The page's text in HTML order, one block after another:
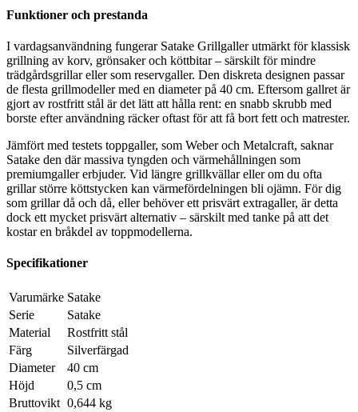
Funktioner och prestanda
I vardagsanvändning fungerar Satake Grillgaller utmärkt för klassisk
grillning av korv, grönsaker och köttbitar – särskilt för mindre
trädgårdsgrillar eller som reservgaller. Den diskreta designen passar
de flesta grillmodeller med en diameter på 40 cm. Eftersom gallret är
gjort av rostfritt stål är det lätt att hålla rent: en snabb skrubb med
borste efter användning räcker oftast för att få bort fett och matrester.
Jämfört med testets toppgaller, som Weber och Metalcraft, saknar
Satake den där massiva tyngden och värmehållningen som
premiumgaller erbjuder. Vid längre grillkvällar eller om du ofta
grillar större köttstycken kan värmefördelningen bli ojämn. För dig
som grillar då och då, eller behöver ett prisvärt extragaller, är detta
dock ett mycket prisvärt alternativ – särskilt med tanke på att det
kostar en bråkdel av toppmodellerna.
Specifikationer
Varumärke Satake
Serie
Satake
Material
Rostfritt stål
Färg
Silverfärgad
Diameter
40 cm
Höjd
0,5 cm
Bruttovikt 0,644 kg